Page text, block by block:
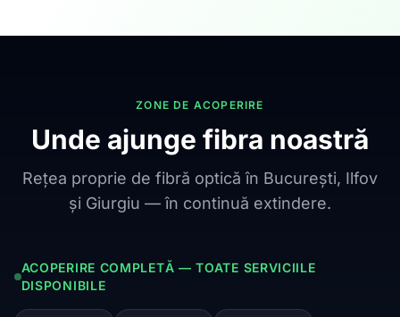
ZONE DE ACOPERIRE
Unde ajunge fibra noastră
Rețea proprie de fibră optică în București, Ilfov
și Giurgiu — în continuă extindere.
ACOPERIRE COMPLETĂ — TOATE SERVICIILE
DISPONIBILE